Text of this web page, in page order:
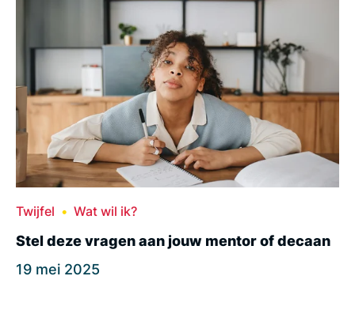
Twijfel Wat wil ik?
Stel deze vragen aan jouw mentor of decaan
19 mei 2025